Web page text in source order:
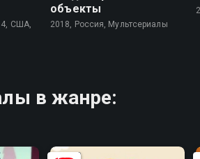
США,
объекты
2018, Россия, Мультсериалы
в жанре: